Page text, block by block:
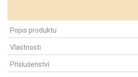
Popis produktu
Vlastnosti
Příslušenství